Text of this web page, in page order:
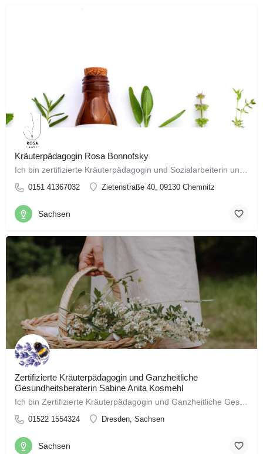
Kräuterpädagogin Rosa Bonnofsky
0151 41367032 Zietenstraße 40, 09130 Chemnitz
Sachsen
Zertifizierte Kräuterpädagogin und Ganzheitliche
Gesundheitsberaterin Sabine Anita Kosmehl
01522 1554324 Dresden, Sachsen
Sachsen